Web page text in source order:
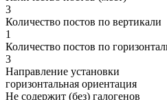
3
Количество постов по вертикали
1
Количество постов по
3
Направление установки
горизонтальная ориентация
Не содержит (без) галогенов